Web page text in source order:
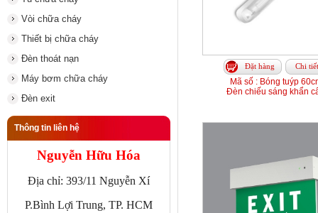
Vòi chữa cháy
Thiết bị chữa cháy
Đèn thoát nạn
Máy bơm chữa cháy
Đèn exit
Thông tin liên hệ
Nguyễn Hữu Hóa
Địa chỉ: 393/11 Nguyễn Xí
P.Bình Lợi Trung, TP. HCM
Đặt hàng Chi tiết
Mã số : Bóng tuýp
Đèn chiếu sáng khẩn